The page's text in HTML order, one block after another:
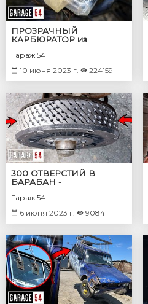
ПРОЗРАЧНЫЙ
КАРБЮРАТОР из
ОБРАЗУЕТСЯ
ТОПЛИВНО-
ВОЗДУШНАЯ СМЕСЬ?
Гараж 54
10 июня 2023 г.
224159
300 ОТВЕРСТИЙ В
БАРАБАН -
ТОРМОЗНЫЕ
БАРАБАНЫ
Гараж 54
6 июня 2023 г.
9084